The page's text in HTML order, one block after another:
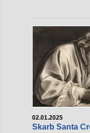
02.01.2025
Skarb Santa